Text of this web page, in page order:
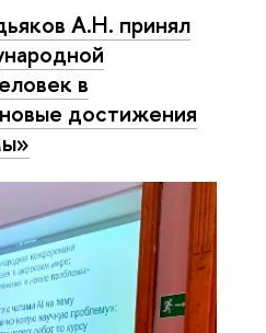
А.Н. принял
в
достижения